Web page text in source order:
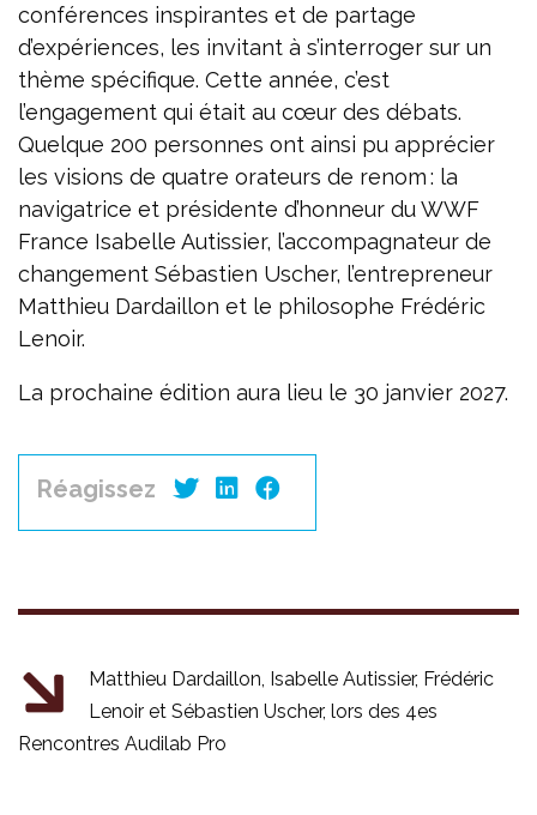
conférences inspirantes et de partage
d’expériences, les invitant à s’interroger sur un
thème spécifique. Cette année, c’est
l’engagement qui était au cœur des débats.
Quelque 200 personnes ont ainsi pu apprécier
les visions de quatre orateurs de renom : la
navigatrice et présidente d’honneur du WWF
France Isabelle Autissier, l’accompagnateur de
changement Sébastien Uscher, l’entrepreneur
Matthieu Dardaillon et le philosophe Frédéric
Lenoir.
La prochaine édition aura lieu le 30 janvier 2027.
Réagissez
Matthieu Dardaillon, Isabelle Autissier, Frédéric
Lenoir et Sébastien Uscher, lors des 4es
Rencontres Audilab Pro